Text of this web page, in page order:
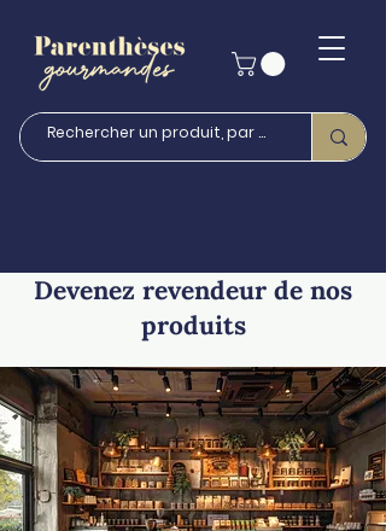
Devenez revendeur de nos
produits